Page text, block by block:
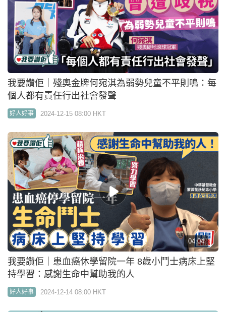
我要讚佢｜殘奧金牌何宛淇為弱勢兒童不平則鳴：每
個人都有責任行出社會發聲
好人好事 2024-12-15 08:00 HKT
04:04
我要讚佢｜患血癌休學留院一年 8歲小鬥士病床上堅
持學習：感謝生命中幫助我的人
好人好事 2024-12-14 08:00 HKT